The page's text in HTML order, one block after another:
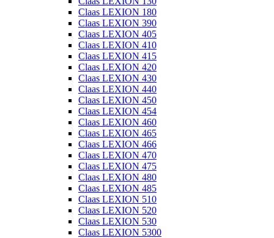
Claas LEXION 180
Claas LEXION 390
Claas LEXION 405
Claas LEXION 410
Claas LEXION 415
Claas LEXION 420
Claas LEXION 430
Claas LEXION 440
Claas LEXION 450
Claas LEXION 454
Claas LEXION 460
Claas LEXION 465
Claas LEXION 466
Claas LEXION 470
Claas LEXION 475
Claas LEXION 480
Claas LEXION 485
Claas LEXION 510
Claas LEXION 520
Claas LEXION 530
Claas LEXION 5300